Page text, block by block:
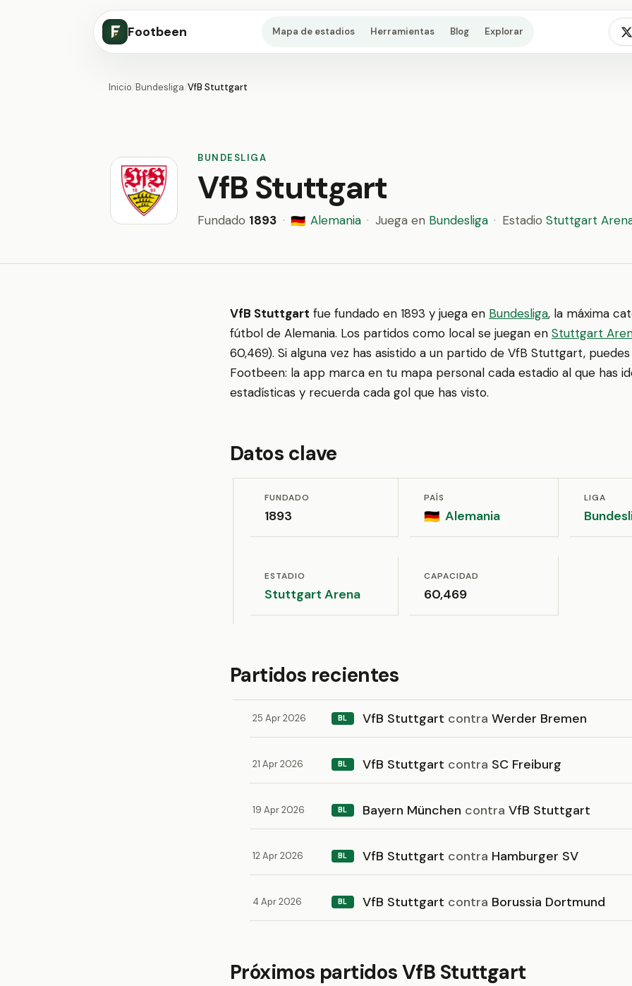
Footbeen Mapa de estadios Herramientas Blog Explorar
Inicio/Bundesliga/VfB Stuttgart
BUNDESLIGA
VfB Stuttgart
Fundado 1893 · 🇩🇪 Alemania · Juega en Bundesliga · Estadio Stuttgart
VfB Stuttgart fue fundado en 1893 y juega en Bundesliga, la máxima
fútbol de Alemania. Los partidos como local se juegan en Stuttgart
60,469). Si alguna vez has asistido a un partido de VfB Stuttgart,
Footbeen: la app marca en tu mapa personal cada estadio al que has
estadísticas y recuerda cada gol que has visto.
Datos clave
FUNDADO
1893
PAÍS
🇩🇪 Alemania
LIGA
ESTADIO
Stuttgart Arena
CAPACIDAD
60,469
Partidos recientes
25 Apr 2026 BL VfB Stuttgart contra Werder Bremen
21 Apr 2026 BL VfB Stuttgart contra SC Freiburg
19 Apr 2026 BL Bayern München contra VfB Stuttgart
12 Apr 2026 BL VfB Stuttgart contra Hamburger SV
4 Apr 2026 BL VfB Stuttgart contra Borussia Dortmund
Próximos partidos VfB Stuttgart